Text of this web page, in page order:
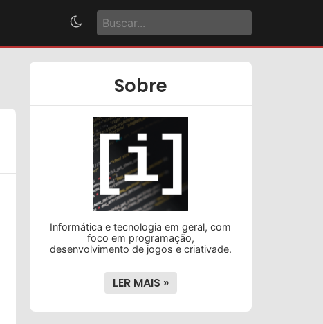
Sobre
Informática e tecnologia em geral, com
foco em programação,
desenvolvimento de jogos e criativade.
LER MAIS »